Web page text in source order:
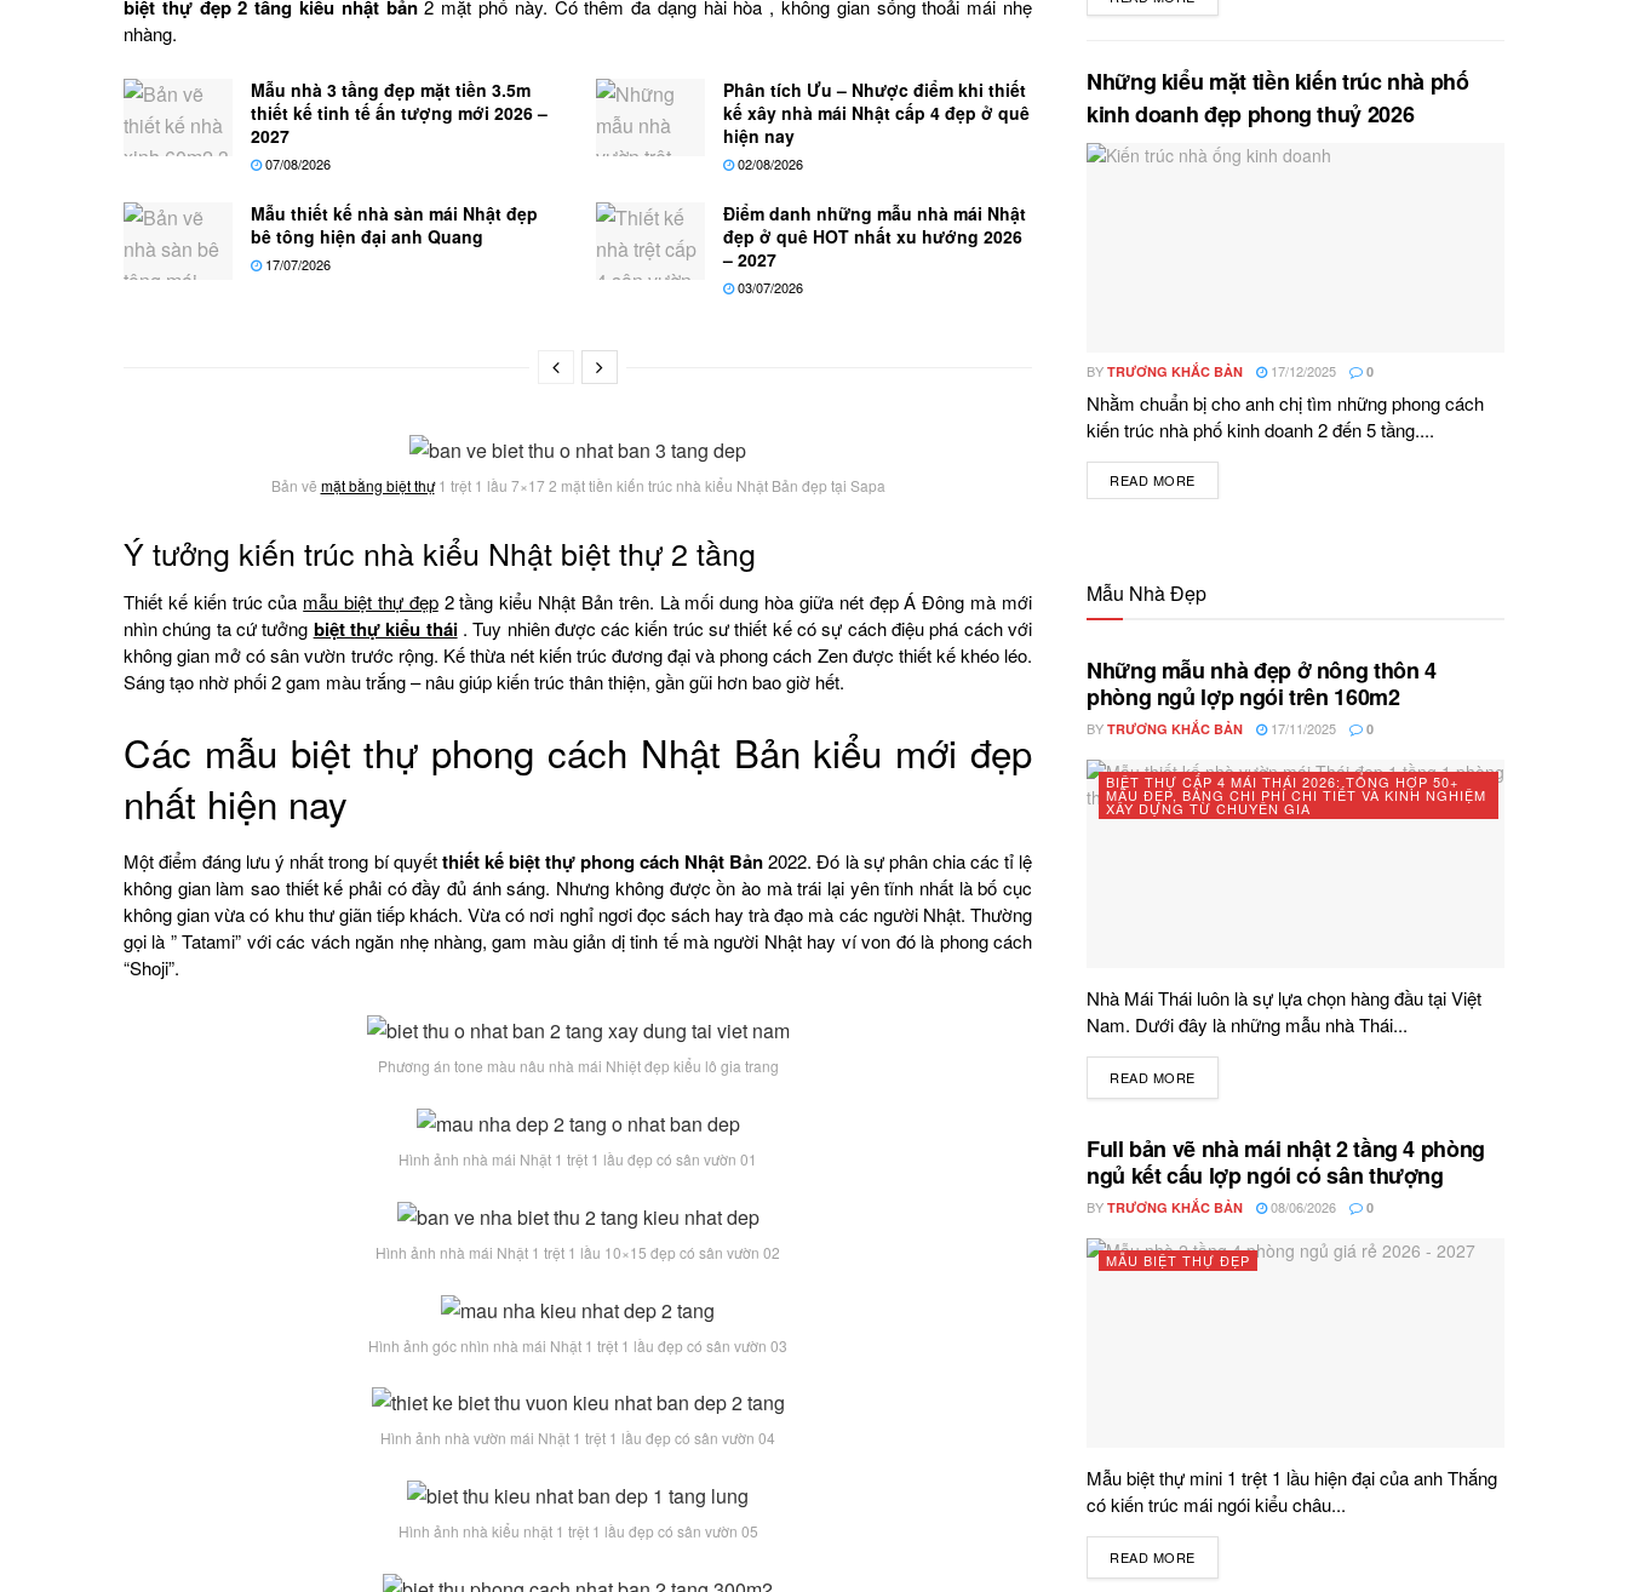
biệt thự đẹp 2 tầng kiểu nhật bản2 mặt phố này. Có thêm đa dạng hài hòa , không gian sống thoải mái nhẹ
nhàng.
Mẫu nhà 3 tầng đẹp mặt tiền 3.5m
thiết kế tinh tế ấn tượng mới 2026 –
2027
07/08/2026
Phân tích Ưu – Nhược điểm khi thiết
kế xây nhà mái Nhật cấp 4 đẹp ở quê
hiện nay
02/08/2026
Mẫu thiết kế nhà sàn mái Nhật đẹp
bê tông hiện đại anh Quang
17/07/2026
Điểm danh những mẫu nhà mái Nhật
đẹp ở quê HOT nhất xu hướng 2026
– 2027
03/07/2026
Bản vẽ mặt bằng biệt thự1 trệt 1 lầu 7×17 2 mặt tiền kiến trúc nhà kiểu Nhật Bản đẹp tại Sapa
Ý tưởng kiến trúc nhà kiểu Nhật biệt thự 2 tầng
Thiết kế kiến trúc của mẫu biệt thự đẹp2 tầng kiểu Nhật Bản trên. Là mối dung hòa giữa nét đẹp Á Đông mà mới
nhìn chúng ta cứ tưởng biệt thự kiểu thái. Tuy nhiên được các kiến trúc sư thiết kế có sự cách điệu phá cách với
không gian mở có sân vườn trước rộng. Kế thừa nét kiến trúc đương đại và phong cách Zen được thiết kế khéo léo.
Sáng tạo nhờ phối 2 gam màu trắng – nâu giúp kiến trúc thân thiện, gần gũi hơn bao giờ hết.
Các mẫu biệt thự phong cách Nhật Bản kiểu mới đẹp
nhất hiện nay
Một điểm đáng lưu ý nhất trong bí quyếtthiết kế biệt thự phong cách Nhật Bản2022. Đó là sự phân chia các tỉ lệ
không gian làm sao thiết kế phải có đầy đủ ánh sáng. Nhưng không được ồn ào mà trái lại yên tĩnh nhất là bố cục
không gian vừa có khu thư giãn tiếp khách. Vừa có nơi nghỉ ngơi đọc sách hay trà đạo mà các người Nhật. Thường
gọi là ” Tatami” với các vách ngăn nhẹ nhàng, gam màu giản dị tinh tế mà người Nhật hay ví von đó là phong cách
“Shoji”.
Phương án tone màu nâu nhà mái Nhiệt đẹp kiểu lô gia trang
Hình ảnh nhà mái Nhật 1 trệt 1 lầu đẹp có sân vườn 01
Hình ảnh nhà mái Nhật 1 trệt 1 lầu 10×15 đẹp có sân vườn 02
Hình ảnh góc nhìn nhà mái Nhật 1 trệt 1 lầu đẹp có sân vườn 03
Hình ảnh nhà vườn mái Nhật 1 trệt 1 lầu đẹp có sân vườn 04
Hình ảnh nhà kiểu nhật 1 trệt 1 lầu đẹp có sân vườn 05
Những kiểu mặt tiền kiến trúc nhà phố
kinh doanh đẹp phong thuỷ 2026
BY TRƯƠNG KHẮC BẢN 17/12/2025 0
Nhằm chuẩn bị cho anh chị tìm những phong cách
kiến trúc nhà phố kinh doanh 2 đến 5 tầng....
READ MORE
Mẫu Nhà Đẹp
Những mẫu nhà đẹp ở nông thôn 4
phòng ngủ lợp ngói trên 160m2
BY TRƯƠNG KHẮC BẢN 17/11/2025 0
BIỆT THỰ CẤP 4 MÁI THÁI 2026: TỔNG HỢP 50+
MẪU ĐẸP, BẢNG CHI PHÍ CHI TIẾT VÀ KINH NGHIỆM
XÂY DỰNG TỪ CHUYÊN GIA
Nhà Mái Thái luôn là sự lựa chọn hàng đầu tại Việt
Nam. Dưới đây là những mẫu nhà Thái...
READ MORE
Full bản vẽ nhà mái nhật 2 tầng 4 phòng
ngủ kết cấu lợp ngói có sân thượng
BY TRƯƠNG KHẮC BẢN 08/06/2026 0
MẪU BIỆT THỰ ĐẸP
Mẫu biệt thự mini 1 trệt 1 lầu hiện đại của anh Thắng
có kiến trúc mái ngói kiểu châu...
READ MORE